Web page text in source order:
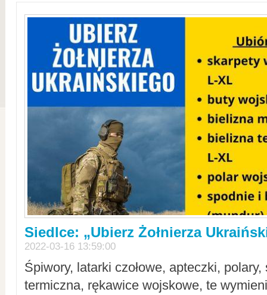
Siedlce: „Ubierz Żołnierza
2022-03-16 13:59:00
Śpiwory, latarki czołowe, apteczki,
termiczna, rękawice wojskowe, te